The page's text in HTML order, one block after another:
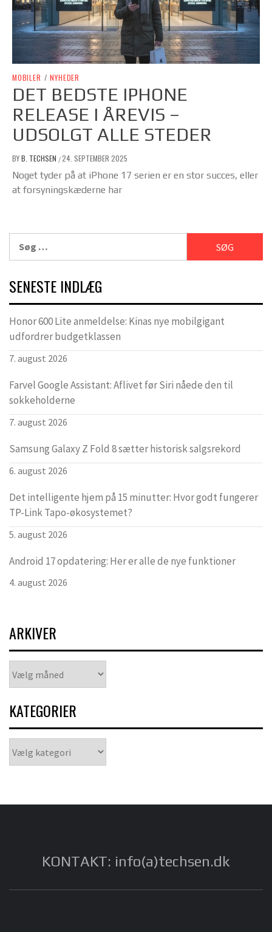
MOBILER / NYHEDER
DET BEDSTE IPHONE
RELEASE I ÅREVIS –
UDSOLGT ALLE STEDER
BYB. TECHSEN /24. SEPTEMBER 2025
Noget tyder på at iPhone 17 serien er en stor succes, eller
at forsyningskæderne har
efter:
SENESTE INDLÆG
Honor 600 Lite anmeldelse: Kinas nye mobilgigant
udfordrer budgetklassen
7. august 2026
Farvel Google Assistant: Aflivet før Siri nåede den til
sokkeholderne
7. august 2026
Samsung Galaxy Z Fold 8 sætter historisk salgsrekord
6. august 2026
Det intelligente hjem på 15 minutter: Hvor godt fungerer
TP-Link Tapo-økosystemet?
5. august 2026
Android 17 opdatering: Her er alle de nye funktioner
4. august 2026
ARKIVER
KATEGORIER
KONTAKT: info(a)techsen.dk